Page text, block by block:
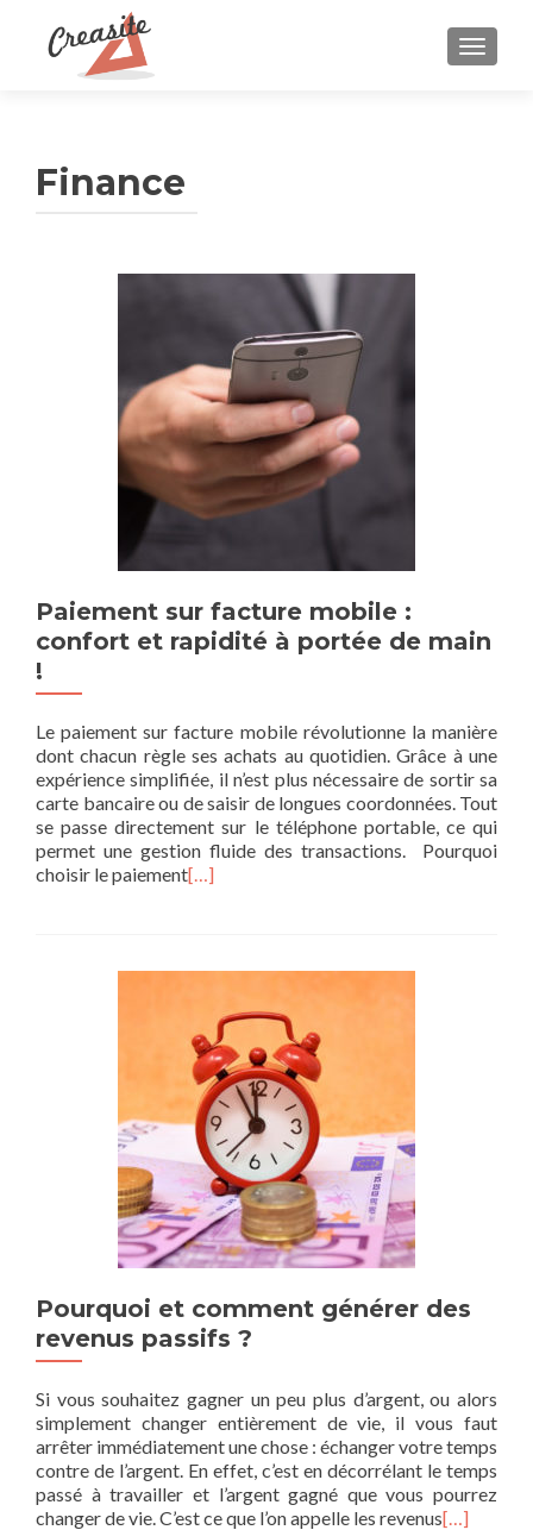
Finance
Paiement sur facture mobile :
confort et rapidité à portée de main
!
Le paiement sur facture mobile révolutionne la manière
dont chacun règle ses achats au quotidien. Grâce à une
expérience simplifiée, il n’est plus nécessaire de sortir sa
carte bancaire ou de saisir de longues coordonnées. Tout
se passe directement sur le téléphone portable, ce qui
permet une gestion fluide des transactions. Pourquoi
choisir le paiement[…]
Pourquoi et comment générer des
revenus passifs ?
Si vous souhaitez gagner un peu plus d’argent, ou alors
simplement changer entièrement de vie, il vous faut
arrêter immédiatement une chose : échanger votre temps
contre de l’argent. En effet, c’est en décorrélant le temps
passé à travailler et l’argent gagné que vous pourrez
changer de vie. C’est ce que l’on appelle les revenus[…]